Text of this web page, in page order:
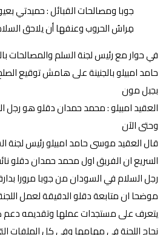
في حوار مع رئيس لجنة السلم والمصالحات
حامد امبيلو بالجنينة على هامش توقيع
بجبل مون
العقيد امبيلو : محمد حمدان دقلو هو رجل
وحتى الآن
قال العقيد موسى حامد امبيلو رئيس لجنة
السريع ان الفريق اول محمد حمدان دقلو
رجل السلام في السودان من جوبا مرورا
موضحا ان متابعة دقلو الدقيقة لعمل
يتعرف على مستجدات عملها وتقديمه دعم
نجاح اللجنة في مهامها وفي كل الملفات